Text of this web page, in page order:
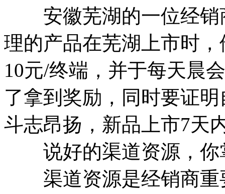
安徽芜湖的一位经销
理的产品在芜湖上市时
10元/终端，并于每天晨
了拿到奖励，同时要证
斗志昂扬，新品上市7天
说好的渠道资源，你
渠道资源是经销商重